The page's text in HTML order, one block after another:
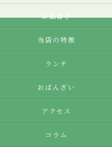
お品書き
当店の特徴
ランチ
おばんざい
アクセス
コラム